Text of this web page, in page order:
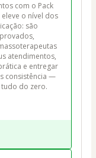
com o Pack
o nível dos
são
atendimentos,
e entregar
consistência —
do zero.